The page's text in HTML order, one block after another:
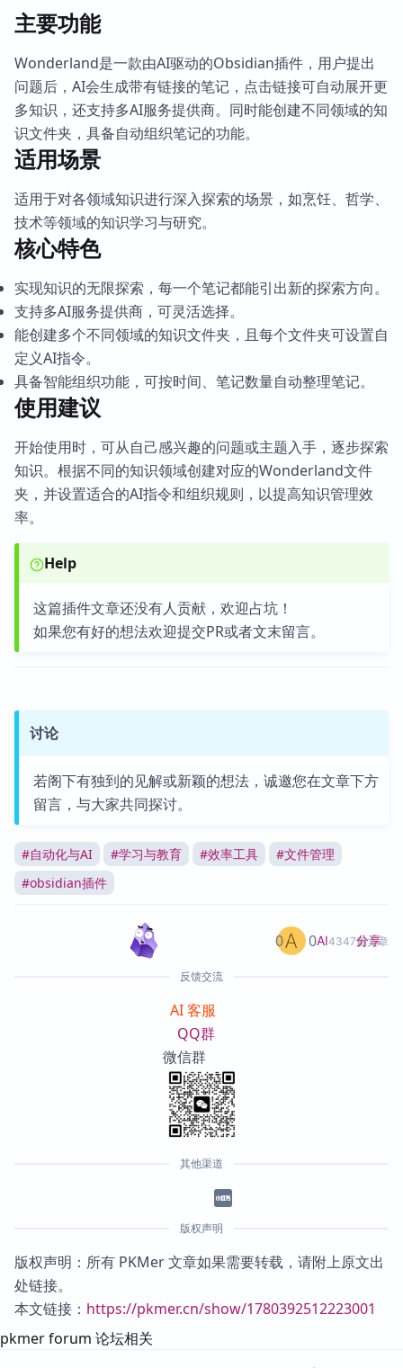
主要功能
Wonderland是一款由AI驱动的Obsidian插件，用户提出
问题后，AI会生成带有链接的笔记，点击链接可自动展开更
多知识，还支持多AI服务提供商。同时能创建不同领域的知
识文件夹，具备自动组织笔记的功能。
适用场景
适用于对各领域知识进行深入探索的场景，如烹饪、哲学、
技术等领域的知识学习与研究。
核心特色
实现知识的无限探索，每一个笔记都能引出新的探索方向。
支持多AI服务提供商，可灵活选择。
能创建多个不同领域的知识文件夹，且每个文件夹可设置自
定义AI指令。
具备智能组织功能，可按时间、笔记数量自动整理笔记。
使用建议
开始使用时，可从自己感兴趣的问题或主题入手，逐步探索
知识。根据不同的知识领域创建对应的Wonderland文件
夹，并设置适合的AI指令和组织规则，以提高知识管理效
率。
Help
这篇插件文章还没有人贡献，欢迎占坑！
如果您有好的想法欢迎提交PR或者文末留言。
讨论
若阁下有独到的见解或新颖的想法，诚邀您在文章下方
留言，与大家共同探讨。
#自动化与AI #学习与教育 #效率工具 #文件管理
#obsidian插件
AI4347篇文章
0 0 分享
反馈交流
AI 客服
QQ群
微信群
其他渠道
版权声明
版权声明：所有 PKMer 文章如果需要转载，请附上原文出
处链接。
本文链接： https://pkmer.cn/show/1780392512223001
pkmer forum 论坛相关